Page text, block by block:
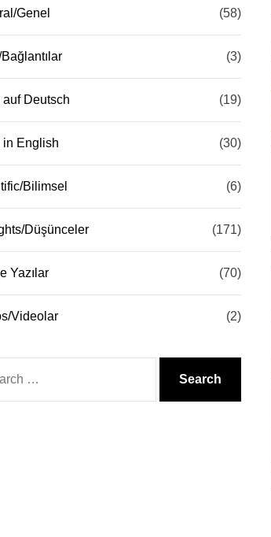
Genel (58)
(3)
auf Deutsch (19)
in English (30)
Bilimsel (6)
Düşünceler (171)
Yazılar (70)
Videolar (2)